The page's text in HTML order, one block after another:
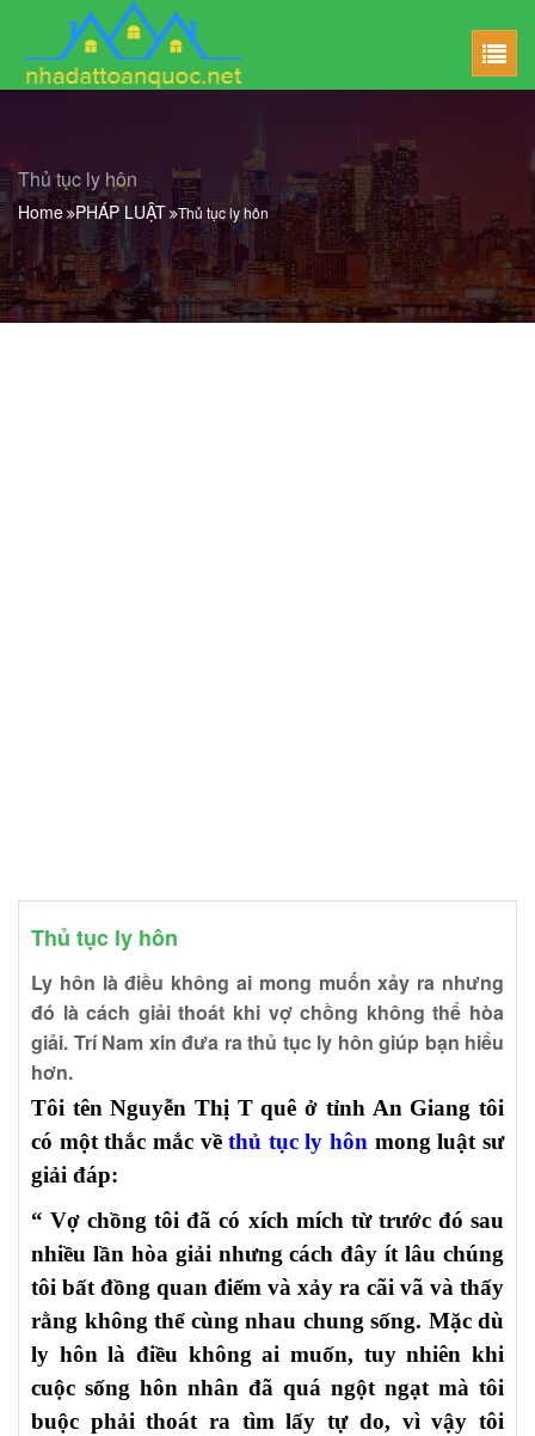
Thủ tục ly hôn
Home PHÁP LUẬT Thủ tục ly hôn
Thủ tục ly hôn
Ly hôn là điều không ai mong muốn xảy ra nhưng
đó là cách giải thoát khi vợ chồng không thể hòa
giải. Trí Nam xin đưa ra thủ tục ly hôn giúp bạn hiểu
hơn.
Tôi tên Nguyễn Thị T quê ở tỉnh An Giang tôi
có một thắc mắc vềthủ tục ly hôn mong luật sư
giải đáp:
“ Vợ chồng tôi đã có xích mích từ trước đó sau
nhiều lần hòa giải nhưng cách đây ít lâu chúng
tôi bất đồng quan điểm và xảy ra cãi vã và thấy
rằng không thể cùng nhau chung sống. Mặc dù
ly hôn là điều không ai muốn, tuy nhiên khi
cuộc sống hôn nhân đã quá ngột ngạt mà tôi
buộc phải thoát ra tìm lấy tự do, vì vậy tôi